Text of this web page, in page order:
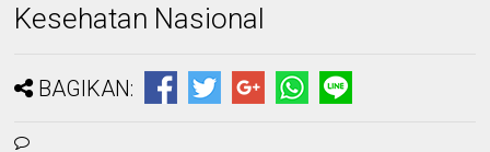
Kesehatan Nasional
BAGIKAN: